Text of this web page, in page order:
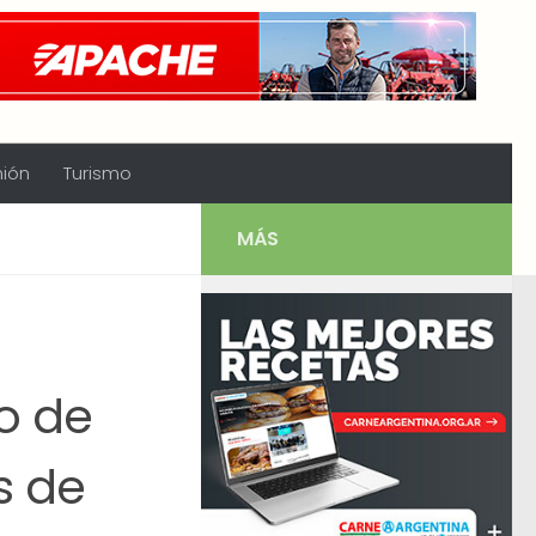
Turismo
de
de
MÁS